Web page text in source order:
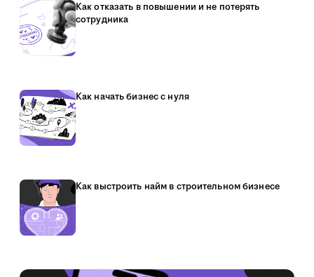
Как отказать в повышении и не потерять
сотрудника
Как начать бизнес с нуля
Как выстроить найм в строительном бизнесе